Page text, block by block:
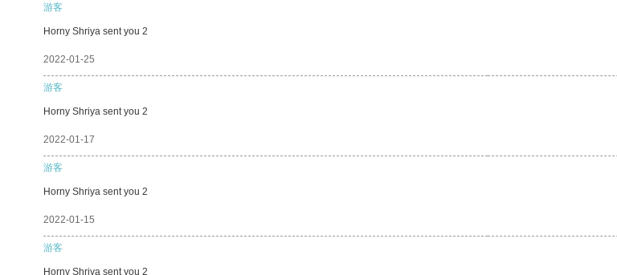
游客
Horny Shriya sent you 2
2022-01-25
游客
Horny Shriya sent you 2
2022-01-17
游客
Horny Shriya sent you 2
2022-01-15
游客
Horny Shriya sent you 2